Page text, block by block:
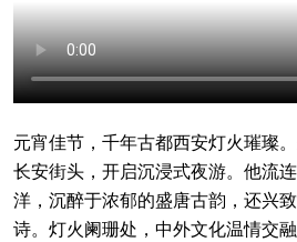
元宵佳节，千年古都西安灯火璀璨
长安街头，开启沉浸式夜游。他流
洋，沉醉于浓郁的盛唐古韵，还兴
诗。灯火阑珊处，中外文化温情交